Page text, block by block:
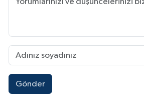
Gönder